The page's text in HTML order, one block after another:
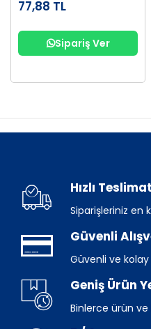
77,88 TL
Sipariş Ver
Hızlı Teslimat
Siparişleriniz en
Güvenli
Güvenli ve
Geniş Ürün
Binlerce ürün